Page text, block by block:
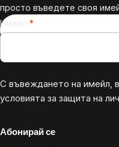
просто въведете своя
Имейл
С въвеждането на имейл,
условията за защита на
Абонирай се